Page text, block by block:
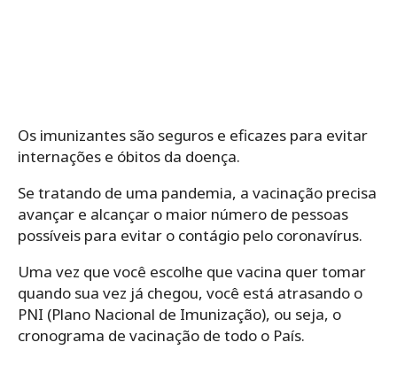
Os imunizantes são seguros e eficazes para evitar
internações e óbitos da doença.
Se tratando de uma pandemia, a vacinação precisa
avançar e alcançar o maior número de pessoas
possíveis para evitar o contágio pelo coronavírus.
Uma vez que você escolhe que vacina quer tomar
quando sua vez já chegou, você está atrasando o
PNI (Plano Nacional de Imunização), ou seja, o
cronograma de vacinação de todo o País.